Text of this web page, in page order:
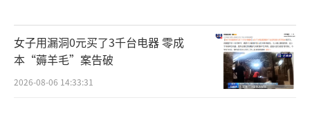
女子用漏洞0元买了3千台电器 零成
本“薅羊毛”案告破
2026-08-06 14:33:31